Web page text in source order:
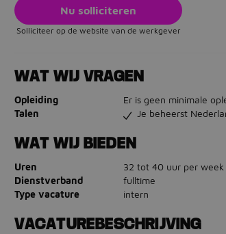
Nu solliciteren
Solliciteer op de website van de werkgever
WAT WIJ VRAGEN
Opleiding
Er is geen minimale
Talen
Je beheerst
WAT WIJ BIEDEN
Uren
32 tot 40 uur per week
Dienstverband
fulltime
Type vacature
intern
VACATUREBESCHRIJVING